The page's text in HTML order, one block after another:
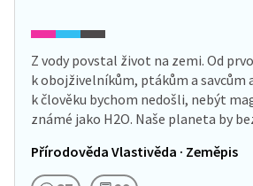
Z vody povstal život na zemi. Od
k obojživelníkům, ptákům a savcům
k člověku bychom nedošli, nebýt
známé jako H2O. Naše planeta by
Přírodověda Vlastivěda · Zeměpis